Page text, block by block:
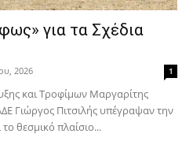
για τα Σχέδια
2026 1
και Τροφίμων Μαργαρίτης
Γιώργος Πιτσιλής υπέγραψαν την
θεσμικό πλαίσιο...